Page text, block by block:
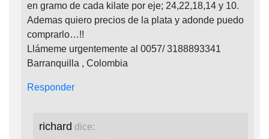
en gramo de cada kilate por eje; 24,22,18,14 y 10.
Ademas quiero precios de la plata y adonde puedo
comprarlo…!!
Llámeme urgentemente al 0057/ 3188893341
Barranquilla , Colombia
Responder
richard dice: